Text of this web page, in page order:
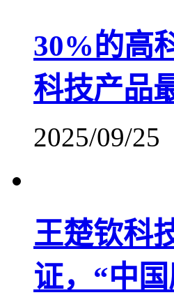
30%的高
科技产品
2025/09/25
王楚钦科
证，“中